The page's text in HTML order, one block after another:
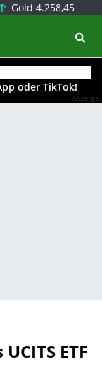
Gold 4.258,45
oder TikTok!
Anzeige
ETF